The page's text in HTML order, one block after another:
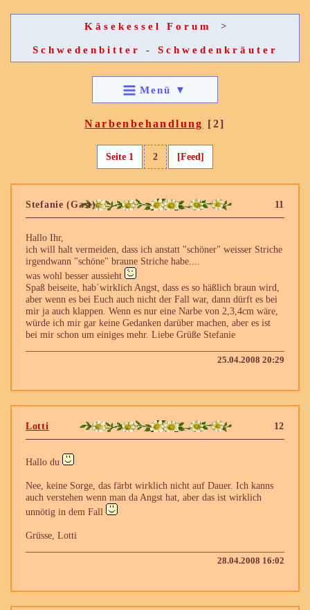
Käsekessel Forum
>
Schwedenbitter - Schwedenkräuter
Menü ▼
Narbenbehandlung [2]
Seite 1 2 [Feed]
11
Stefanie (Gast)
Hallo Ihr,
ich will halt vermeiden, dass ich anstatt "schöner" weisser Striche
irgendwann "schöne" braune Striche habe....
was wohl besser aussieht
Spaß beiseite, hab´wirklich Angst, dass es so häßlich braun wird,
aber wenn es bei Euch auch nicht der Fall war, dann dürft es bei
mir ja auch klappen. Wenn es nur eine Narbe von 2,3,4cm wäre,
würde ich mir gar keine Gedanken darüber machen, aber es ist
bei mir schon um einiges mehr. Liebe Grüße Stefanie
25.04.2008 20:29
12
Lotti
Hallo du
Nee, keine Sorge, das färbt wirklich nicht auf Dauer. Ich kanns
auch verstehen wenn man da Angst hat, aber das ist wirklich
unnötig in dem Fall
Grüsse, Lotti
28.04.2008 16:02